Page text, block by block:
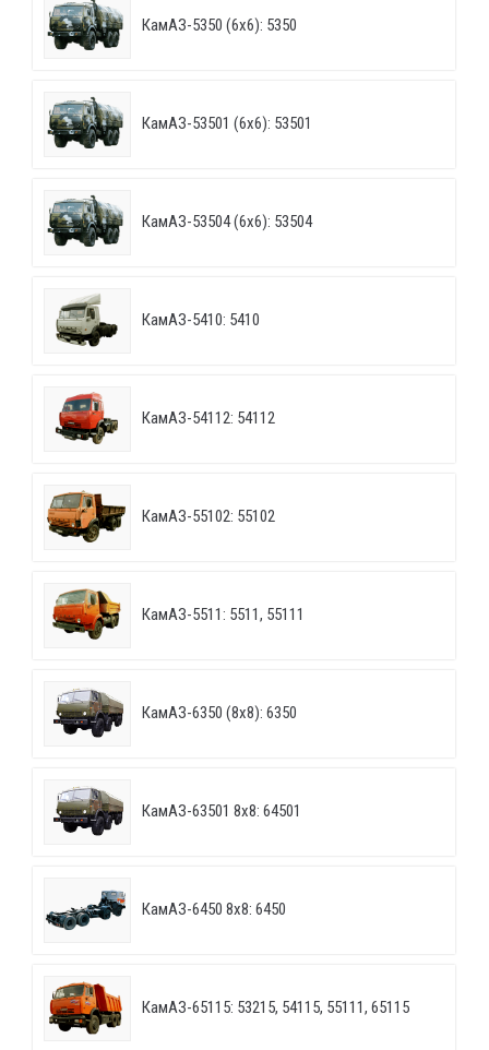
КамАЗ-5350 (6х6): 5350
КамАЗ-53501 (6х6): 53501
КамАЗ-53504 (6х6): 53504
КамАЗ-5410: 5410
КамАЗ-54112: 54112
КамАЗ-55102: 55102
КамАЗ-5511: 5511, 55111
КамАЗ-6350 (8х8): 6350
КамАЗ-63501 8х8: 64501
КамАЗ-6450 8х8: 6450
КамАЗ-65115: 53215, 54115, 55111, 65115